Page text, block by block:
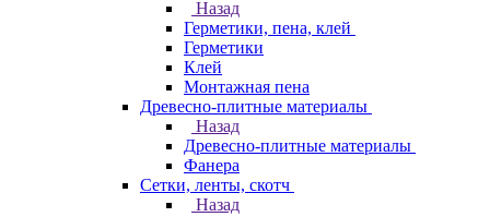
Назад
Герметики, пена, клей
Герметики
Клей
Монтажная пена
Древесно-плитные материалы
Назад
Древесно-плитные материалы
Фанера
Сетки, ленты, скотч
Назад